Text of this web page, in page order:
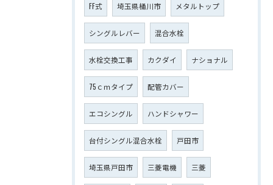
FF式 埼玉県桶川市 メタルトップ
シングルレバー 混合水栓
水栓交換工事 カクダイ ナショナル
75ｃｍタイプ 配管カバー
エコシングル ハンドシャワー
台付シングル混合水栓 戸田市
埼玉県戸田市 三菱電機 三菱